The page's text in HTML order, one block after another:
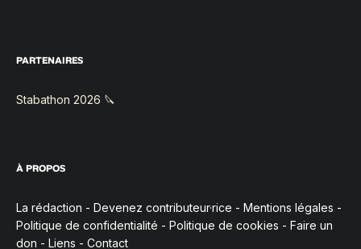
PARTENAIRES
Stabathon 2026 🔪
À PROPOS
La rédaction - Devenez contributeur·rice - Mentions légales -
Politique de confidentialité - Politique de cookies - Faire un
don - Liens - Contact